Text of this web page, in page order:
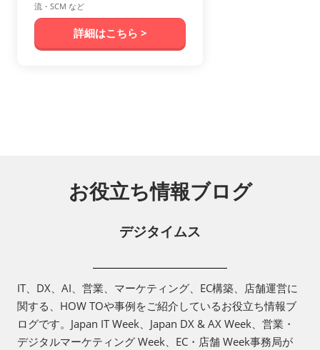
流・SCM など
詳細はこちら >
お役立ち情報ブログ
デジタイムス
IT、DX、AI、営業、マーケティング、EC構築、店舗運営に
関する、HOW TOや事例をご紹介しているお役立ち情報ブ
ログです。Japan IT Week、Japan DX & AX Week、営業・
デジタルマーケティング Week、EC・店舗 Week事務局が